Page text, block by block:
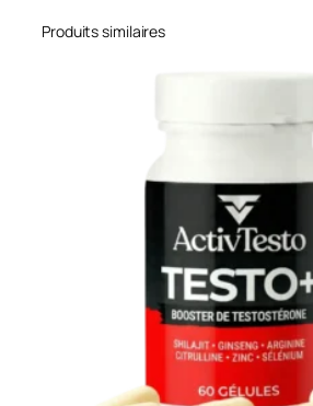
Produits similaires